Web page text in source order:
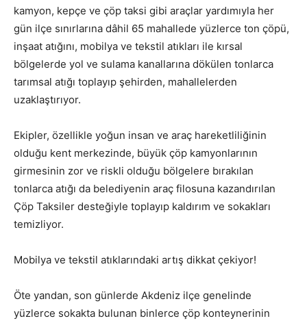
kamyon, kepçe ve çöp taksi gibi araçlar yardımıyla her
gün ilçe sınırlarına dâhil 65 mahallede yüzlerce ton çöpü,
inşaat atığını, mobilya ve tekstil atıkları ile kırsal
bölgelerde yol ve sulama kanallarına dökülen tonlarca
tarımsal atığı toplayıp şehirden, mahallelerden
uzaklaştırıyor.
Ekipler, özellikle yoğun insan ve araç hareketliliğinin
olduğu kent merkezinde, büyük çöp kamyonlarının
girmesinin zor ve riskli olduğu bölgelere bırakılan
tonlarca atığı da belediyenin araç filosuna kazandırılan
Çöp Taksiler desteğiyle toplayıp kaldırım ve sokakları
temizliyor.
Mobilya ve tekstil atıklarındaki artış dikkat çekiyor!
Öte yandan, son günlerde Akdeniz ilçe genelinde
yüzlerce sokakta bulunan binlerce çöp konteynerinin